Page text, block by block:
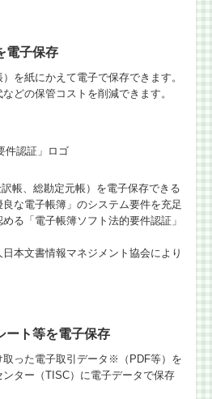
電子保存
を紙にかえて電子で保存できます。
どの保管コストを削減できます。
帳、総勘定元帳）を電子保存できる
良な電子帳簿」のシステム要件を充足
る「電子帳簿ソフト法的要件認証」
本文書情報マネジメント協会により
ート等を電子保存
取った電子取引データ※（PDF等）を
ター（TISC）に電子データで保存